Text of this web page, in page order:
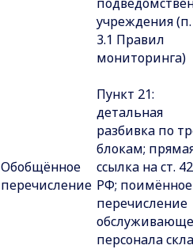
учреждения
3.1 Правил
мониторинга)
Обобщённое
перечисление
Пункт 21:
детальная
разбивка по
блокам;
ссылка на ст.
РФ; поимённое
перечисление
персонала